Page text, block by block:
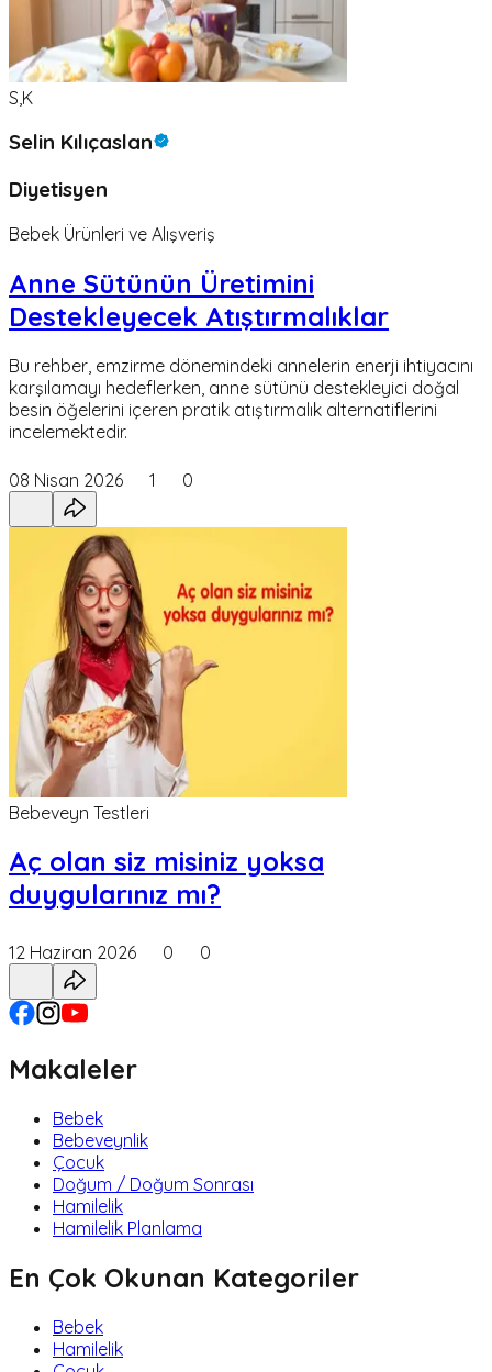
S,K
Selin Kılıçaslan
Diyetisyen
Bebek Ürünleri ve Alışveriş
Anne Sütünün Üretimini
Destekleyecek Atıştırmalıklar
Bu rehber, emzirme dönemindeki annelerin enerji ihtiyacını
karşılamayı hedeflerken, anne sütünü destekleyici doğal
besin öğelerini içeren pratik atıştırmalık alternatiflerini
incelemektedir.
08 Nisan 2026 1 0
Bebeveyn Testleri
Aç olan siz misiniz yoksa
duygularınız mı?
12 Haziran 2026 0 0
Makaleler
Bebek
Bebeveynlik
Çocuk
Doğum / Doğum Sonrası
Hamilelik
Hamilelik Planlama
En Çok Okunan Kategoriler
Bebek
Hamilelik